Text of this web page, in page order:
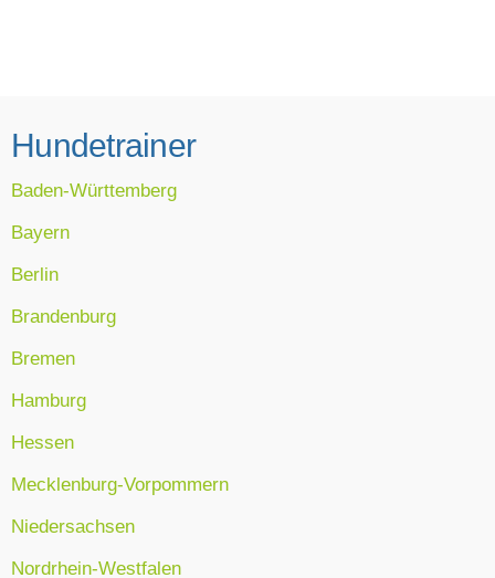
Hundetrainer
Baden-Württemberg
Bayern
Berlin
Brandenburg
Bremen
Hamburg
Hessen
Mecklenburg-Vorpommern
Niedersachsen
Nordrhein-Westfalen